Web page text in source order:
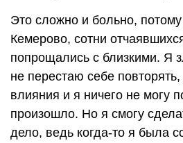
Это сложно и больно,
Кемерово, сотни
попрощались с близкими. Я
не перестаю себе
влияния и я ничего не могу
произошло. Но я смогу
дело, ведь когда-то я была